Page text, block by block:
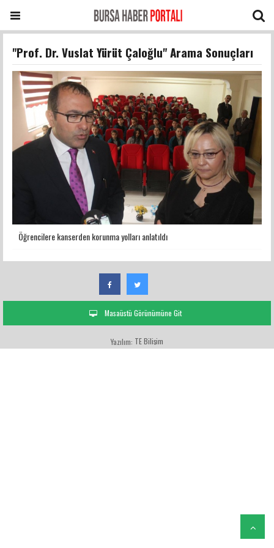
"Prof. Dr. Vuslat Yürüt Çaloğlu" Arama Sonuçları
Öğrencilere kanserden korunma yolları anlatıldı
Masaüstü Görünümüne Git
Yazılım: TE Bilişim